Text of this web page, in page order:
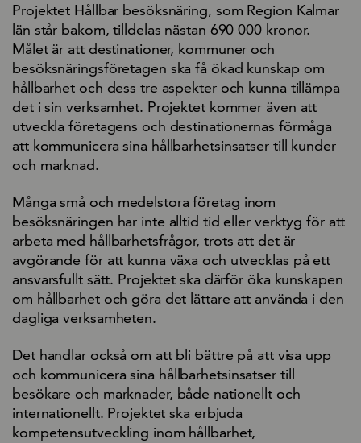
Projektet Hållbar besöksnäring, som Region Kalmar
län står bakom, tilldelas nästan 690 000 kronor.
Målet är att destinationer, kommuner och
besöksnäringsföretagen ska få ökad kunskap om
hållbarhet och dess tre aspekter och kunna tillämpa
det i sin verksamhet. Projektet kommer även att
utveckla företagens och destinationernas förmåga
att kommunicera sina hållbarhetsinsatser till kunder
och marknad.
Många små och medelstora företag inom
besöksnäringen har inte alltid tid eller verktyg för att
arbeta med hållbarhetsfrågor, trots att det är
avgörande för att kunna växa och utvecklas på ett
ansvarsfullt sätt. Projektet ska därför öka kunskapen
om hållbarhet och göra det lättare att använda i den
dagliga verksamheten.
Det handlar också om att bli bättre på att visa upp
och kommunicera sina hållbarhetsinsatser till
besökare och marknader, både nationellt och
internationellt. Projektet ska erbjuda
kompetensutveckling inom hållbarhet,